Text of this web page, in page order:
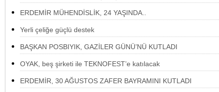
ERDEMİR MÜHENDİSLİK, 24 YAŞINDA..
Yerli çeliğe güçlü destek
BAŞKAN POSBIYIK, GAZİLER GÜNÜ’NÜ KUTLADI
OYAK, beş şirketi ile TEKNOFEST’e katılacak
ERDEMİR, 30 AĞUSTOS ZAFER BAYRAMINI KUTLADI